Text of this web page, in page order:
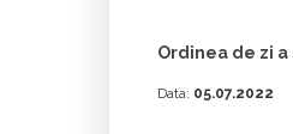
Ordinea de zi
Data: 05.07.2022